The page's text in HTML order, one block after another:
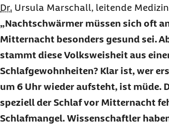
Dr. Ursula Marschall, leitende
Nachtschwärmer müssen sich oft
Mitternacht besonders gesund sei.
stammt diese Volksweisheit aus
Schlafgewohnheiten? Klar ist, wer
um 6 Uhr wieder aufsteht, ist müde.
speziell der Schlaf vor Mitternacht
Schlafmangel. Wissenschaftler